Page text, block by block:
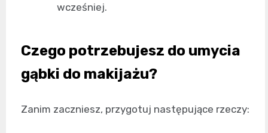
wcześniej.
Czego potrzebujesz do umycia
gąbki do makijażu?
Zanim zaczniesz, przygotuj następujące rzeczy: